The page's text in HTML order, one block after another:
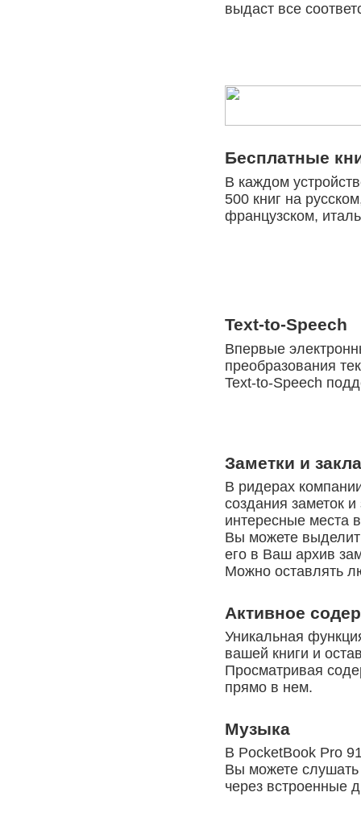
выдаст все
Бесплатные
В каждом
500 книг на
французском,
Text-to-Speech
Впервые
преобразования
Text-to-Speech
Заметки и
В ридерах
создания заметок
интересные места
Вы можете
его в Ваш архив
Можно оставлять
Активное
Уникальная
вашей книги и
Просматривая
прямо в нем.
Музыка
В PocketBook Pro
Вы можете
через встроенные